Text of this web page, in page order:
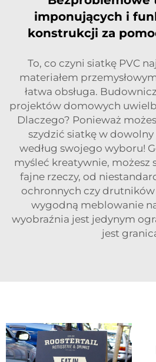
imponujących i
konstrukcji za
To, co czyni siatkę PVC
materiałem
łatwa obsługa.
projektów domowych
Dlaczego? Ponieważ
szydzić siatkę w dowolny
według swojego wyboru!
myśleć kreatywnie, możesz
fajne rzeczy, od
ochronnych czy
wygodną meblowanie
wyobraźnia jest jedynym
jest